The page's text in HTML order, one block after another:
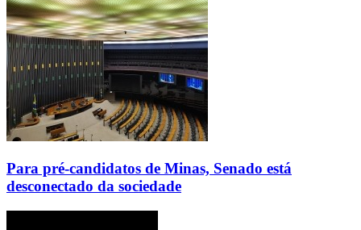
Para pré-candidatos de Minas, Senado está
desconectado da sociedade